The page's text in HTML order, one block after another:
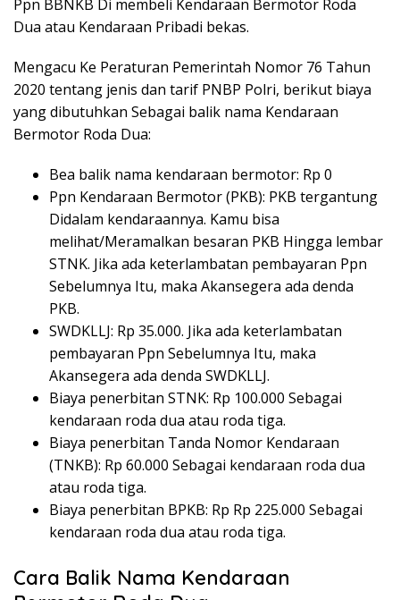
Ppn BBNKB Di membeli Kendaraan Bermotor Roda
Dua atau Kendaraan Pribadi bekas.
Mengacu Ke Peraturan Pemerintah Nomor 76 Tahun
2020 tentang jenis dan tarif PNBP Polri, berikut biaya
yang dibutuhkan Sebagai balik nama Kendaraan
Bermotor Roda Dua:
Bea balik nama kendaraan bermotor: Rp 0
Ppn Kendaraan Bermotor (PKB): PKB tergantung
Didalam kendaraannya. Kamu bisa
melihat/Meramalkan besaran PKB Hingga lembar
STNK. Jika ada keterlambatan pembayaran Ppn
Sebelumnya Itu, maka Akansegera ada denda
PKB.
SWDKLLJ: Rp 35.000. Jika ada keterlambatan
pembayaran Ppn Sebelumnya Itu, maka
Akansegera ada denda SWDKLLJ.
Biaya penerbitan STNK: Rp 100.000 Sebagai
kendaraan roda dua atau roda tiga.
Biaya penerbitan Tanda Nomor Kendaraan
(TNKB): Rp 60.000 Sebagai kendaraan roda dua
atau roda tiga.
Biaya penerbitan BPKB: Rp Rp 225.000 Sebagai
kendaraan roda dua atau roda tiga.
Cara Balik Nama Kendaraan